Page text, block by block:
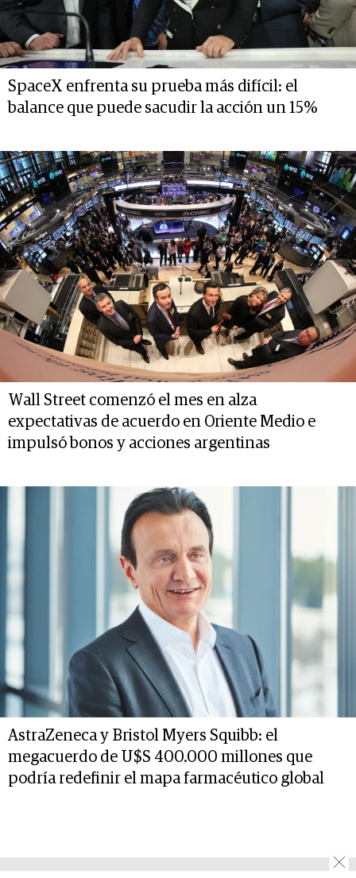
SpaceX enfrenta su prueba más difícil: el
balance que puede sacudir la acción un 15%
Wall Street comenzó el mes en alza
expectativas de acuerdo en Oriente Medio e
impulsó bonos y acciones argentinas
AstraZeneca y Bristol Myers Squibb: el
megacuerdo de U$S 400.000 millones que
podría redefinir el mapa farmacéutico global